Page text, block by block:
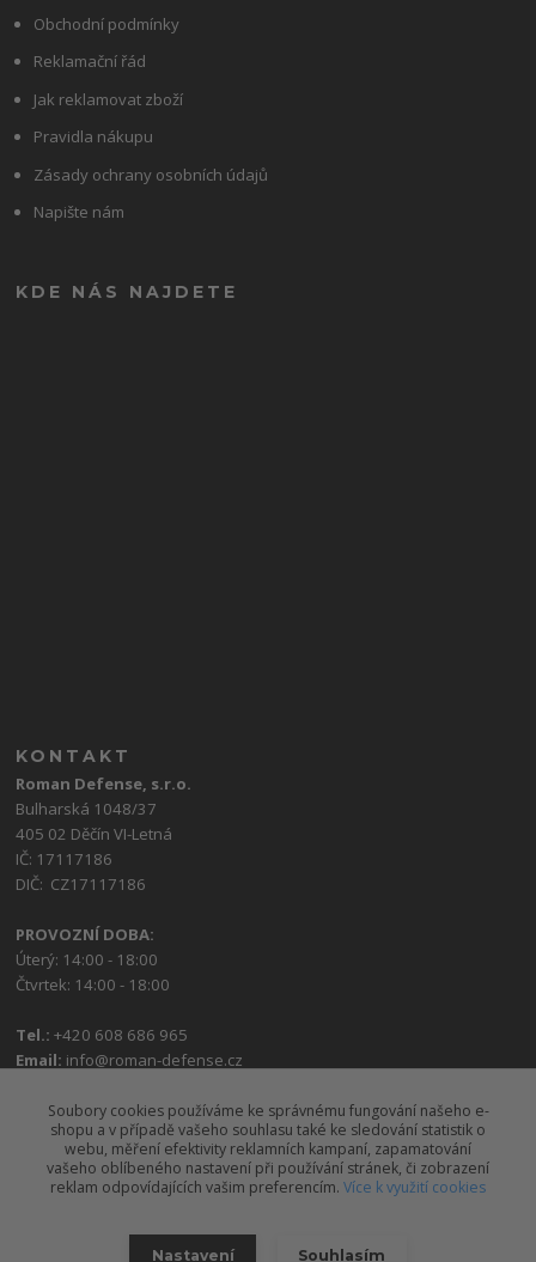
Obchodní podmínky
Reklamační řád
Jak reklamovat zboží
Pravidla nákupu
Zásady ochrany osobních údajů
Napište nám
KDE NÁS NAJDETE
KONTAKT
Roman Defense, s.r.o.
Bulharská 1048/37
405 02 Děčín VI-Letná
IČ: 17117186
DIČ: CZ17117186
PROVOZNÍ DOBA:
Úterý: 14:00 - 18:00
Čtvrtek: 14:00 - 18:00
Tel.:+420 608 686 965
Email: info@roman-defense.cz
Soubory cookies používáme ke správnému fungování našeho e-
shopu a v případě vašeho souhlasu také ke sledování statistik o
webu, měření efektivity reklamních kampaní, zapamatování
vašeho oblíbeného nastavení při používání stránek, či zobrazení
reklam odpovídajících vašim preferencím. Více k využití cookies
Nastavení Souhlasím